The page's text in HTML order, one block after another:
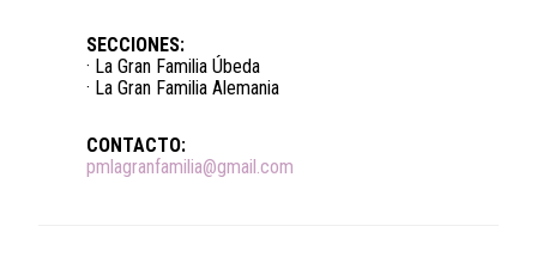
SECCIONES:
· La Gran Familia Úbeda
· La Gran Familia Alemania
CONTACTO:
pmlagranfamilia@gmail.com